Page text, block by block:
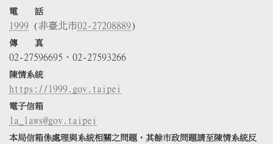
電 話
1999 (非臺北市02-27208889)
傳 真
02-27596695、02-27593266
陳情系統
https://1999.gov.taipei
電子信箱
la_laws@gov.taipei
本局信箱係處理與系統相關之問題，其餘市政問題請至陳情系統反